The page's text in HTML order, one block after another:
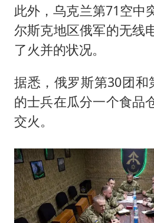
此外，乌克兰第71空中
尔斯克地区俄军的无线
了火并的状况。
据悉，俄罗斯第30团和
的士兵在瓜分一个食品
交火。